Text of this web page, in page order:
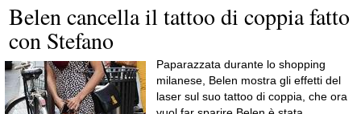
Belen cancella il tattoo di coppia fatto
con Stefano
Paparazzata durante lo shopping
milanese, Belen mostra gli effetti del
laser sul suo tattoo di coppia, che ora